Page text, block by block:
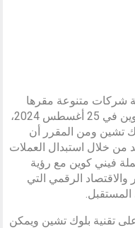
شركات متنوعة مقرها
دبي تركز على المستقبل، عملة فيني كوين في 25 أغسطس 2024،
تشين ومن المقرر أن
من خلال استبدال العملات
فيني كوين مع رؤية
والاقتصاد الرقمي التي
المستقبل.
تقنية بلوك تشين ويمكن